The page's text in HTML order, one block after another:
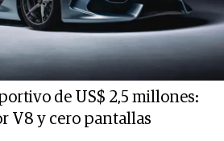
de US$ 2,5 millones:
V8 y cero pantallas